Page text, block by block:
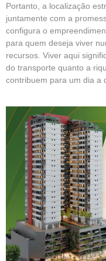
Portanto, a localização
juntamente com a
configura o
para quem deseja viver
recursos. Viver aqui
do transporte quanto a
contribuem para um dia a